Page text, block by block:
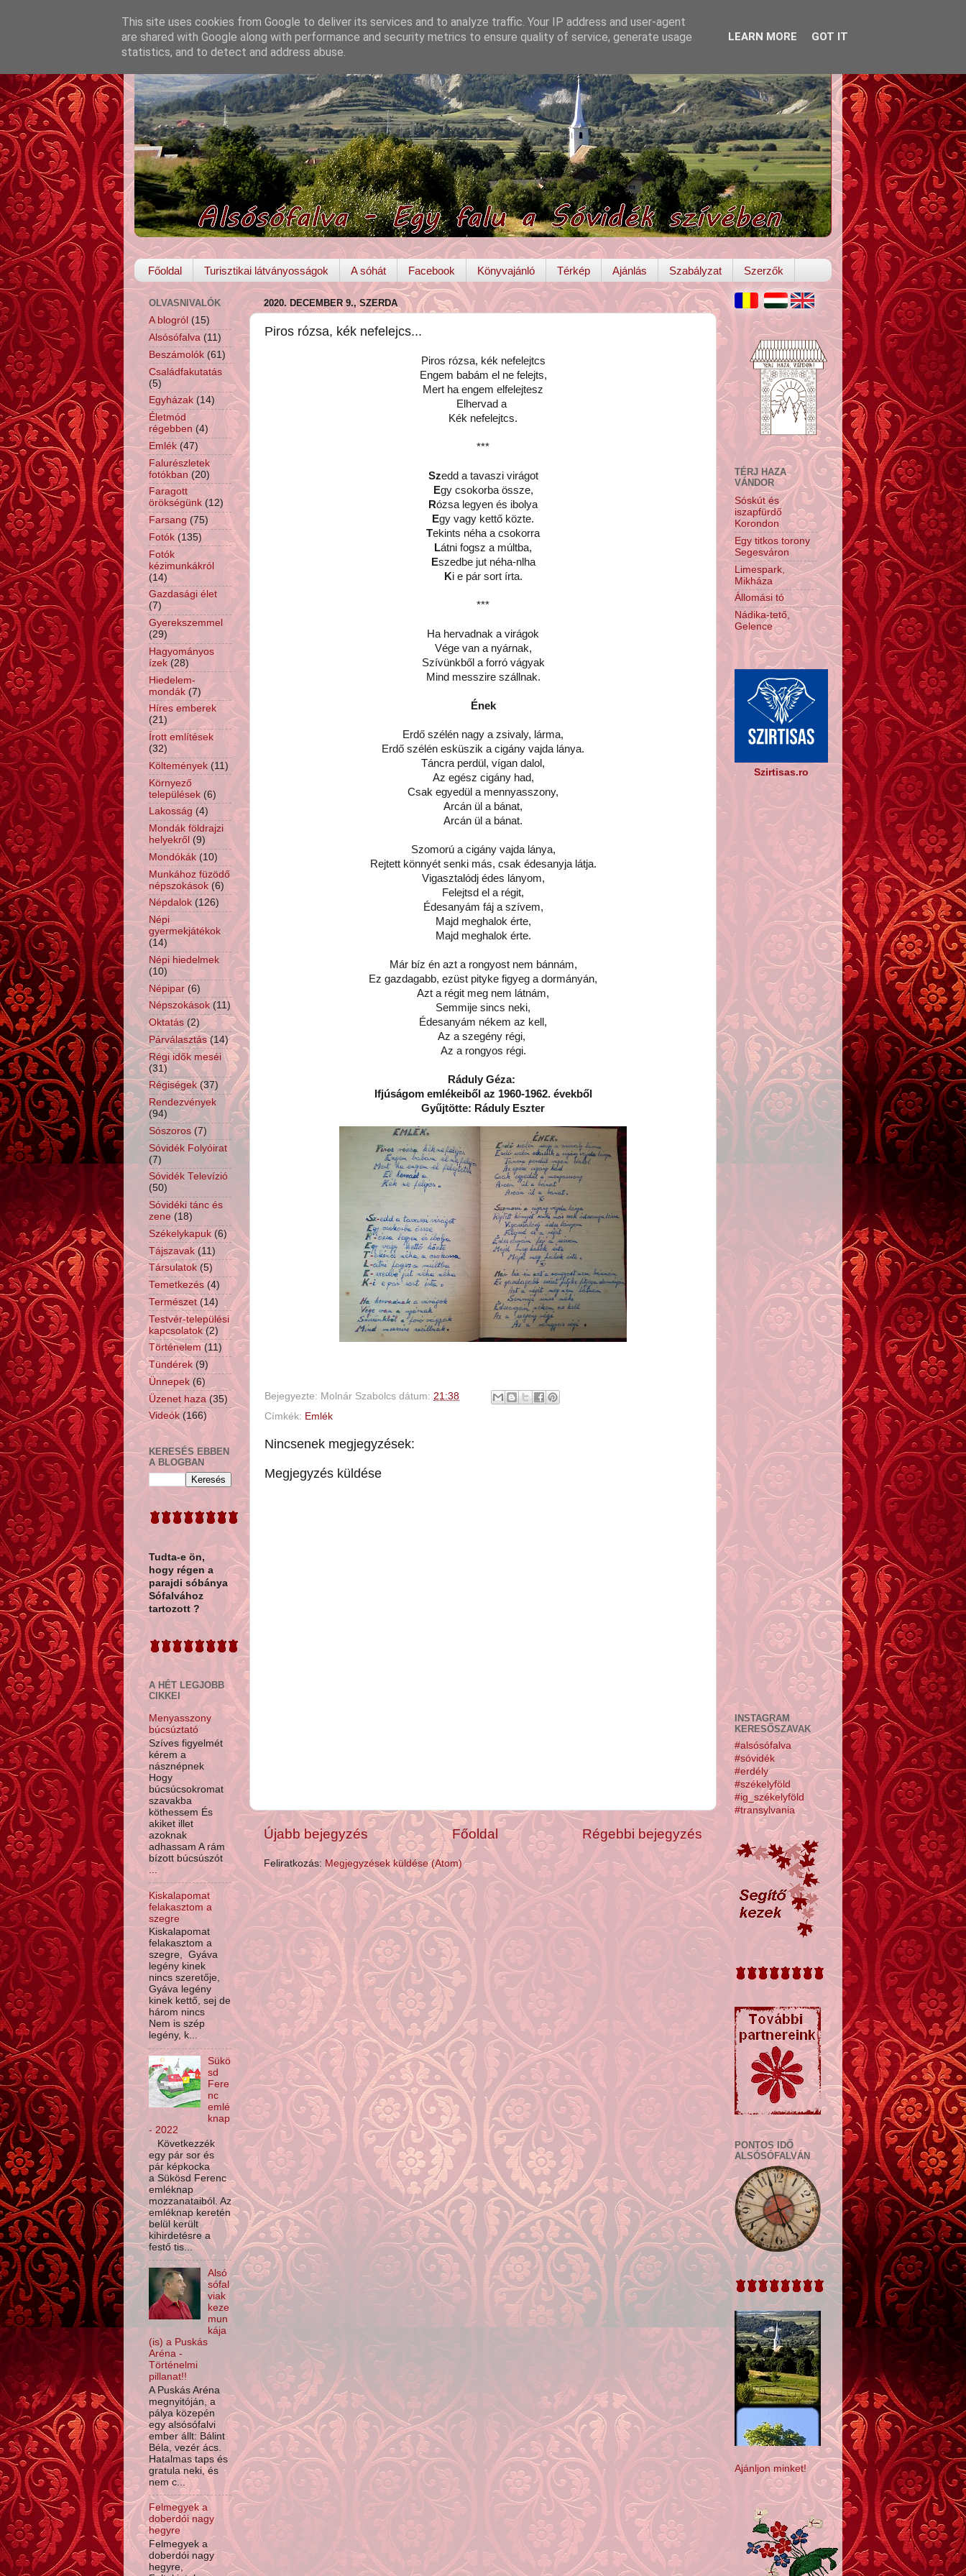
Főoldal Turisztikai látványosságok A sóhát Facebook Könyvajánló Térkép Ajánlás Szabályzat Szerzők
2020. DECEMBER 9., SZERDA
Piros rózsa, kék nefelejcs...
Piros rózsa, kék nefelejtcs
Engem babám el ne felejts,
Mert ha engem elfelejtesz
Elhervad a
Kék nefelejtcs.
***
Szedd a tavaszi virágot
Egy csokorba össze,
Rózsa legyen és ibolya
Egy vagy kettő közte.
Tekints néha a csokorra
Látni fogsz a múltba,
Eszedbe jut néha-nlha
Ki e pár sort írta.
***
Ha hervadnak a virágok
Vége van a nyárnak,
Szívünkből a forró vágyak
Mind messzire szállnak.
Ének
Erdő szélén nagy a zsivaly, lárma,
Erdő szélén esküszik a cigány vajda lánya.
Táncra perdül, vígan dalol,
Az egész cigány had,
Csak egyedül a mennyasszony,
Arcán ül a bánat,
Arcán ül a bánat.
Szomorú a cigány vajda lánya,
Rejtett könnyét senki más, csak édesanyja látja.
Vigasztalódj édes lányom,
Felejtsd el a régit,
Édesanyám fáj a szívem,
Majd meghalok érte,
Majd meghalok érte.
Már bíz én azt a rongyost nem bánnám,
Ez gazdagabb, ezüst pityke figyeg a dormányán,
Azt a régit meg nem látnám,
Semmije sincs neki,
Édesanyám nékem az kell,
Az a szegény régi,
Az a rongyos régi.
Ráduly Géza:
Ifjúságom emlékeiből az 1960-1962. évekből
Gyűjtötte: Ráduly Eszter
Bejegyezte: Molnár Szabolcs dátum: 21:38
Címkék: Emlék
Nincsenek megjegyzések:
Megjegyzés küldése
Újabb bejegyzés Régebbi bejegyzés
Főoldal
Feliratkozás: Megjegyzések küldése (Atom)
OLVASNIVALÓK
A blogról (15)
Alsósófalva (11)
Beszámolók (61)
Családfakutatás
(5)
Egyházak (14)
Életmód
régebben (4)
Emlék (47)
Falurészletek
fotókban (20)
Faragott
örökségünk (12)
Farsang (75)
Fotók (135)
Fotók
kézimunkákról
(14)
Gazdasági élet
(7)
Gyerekszemmel
(29)
Hagyományos
ízek (28)
Hiedelem-
mondák (7)
Híres emberek
(21)
Írott említések
(32)
Költemények (11)
Környező
települések (6)
Lakosság (4)
Mondák földrajzi
helyekről (9)
Mondókák (10)
Munkához füzödő
népszokások (6)
Népdalok (126)
Népi
gyermekjátékok
(14)
Népi hiedelmek
(10)
Népipar (6)
Népszokások (11)
Oktatás (2)
Párválasztás (14)
Régi idők meséi
(31)
Régiségek (37)
Rendezvények
(94)
Sószoros (7)
Sóvidék Folyóirat
(7)
Sóvidék Televízió
(50)
Sóvidéki tánc és
zene (18)
Székelykapuk (6)
Tájszavak (11)
Társulatok (5)
Temetkezés (4)
Természet (14)
Testvér-települési
kapcsolatok (2)
Történelem (11)
Tündérek (9)
Ünnepek (6)
Üzenet haza (35)
Videók (166)
KERESÉS EBBEN
A BLOGBAN
Tudta-e ön,
hogy régen a
parajdi sóbánya
Sófalvához
tartozott ?
A HÉT LEGJOBB
CIKKEI
Menyasszony
búcsúztató
Szíves figyelmét
kérem a
násznépnek
Hogy
búcsúcsokromat
szavakba
köthessem És
akiket illet
azoknak
adhassam A rám
bízott búcsúszót
...
Kiskalapomat
felakasztom a
szegre
Kiskalapomat
felakasztom a
szegre, Gyáva
legény kinek
nincs szeretője,
Gyáva legény
kinek kettő, sej de
három nincs
Nem is szép
legény, k...
Sükö
sd
Fere
nc
emlé
knap
- 2022
Következzék
egy pár sor és
pár képkocka
a Sükösd Ferenc
emléknap
mozzanataiból. Az
emléknap keretén
belül került
kihirdetésre a
festő tis...
Alsó
sófal
viak
keze
mun
kája
(is) a Puskás
Aréna -
Történelmi
pillanat!!
A Puskás Aréna
megnyitóján, a
pálya közepén
egy alsósófalvi
ember állt: Bálint
Béla, vezér ács.
Hatalmas taps és
gratula neki, és
nem c...
Felmegyek a
doberdói nagy
hegyre
Felmegyek a
doberdói nagy
hegyre,
TÉRJ HAZA
VÁNDOR
Sóskút és
iszapfürdő
Korondon
Egy titkos torony
Segesváron
Limespark,
Mikháza
Állomási tó
Nádika-tető,
Gelence
Szirtisas.ro
INSTAGRAM
KERESŐSZAVAK
#alsósófalva
#sóvidék
#erdély
#székelyföld
#ig_székelyföld
#transylvania
PONTOS IDŐ
ALSÓSÓFALVÁN
Ajánljon minket!
This site uses cookies from Google to deliver its services and to analyze traffic. Your IP address and user-agent
are shared with Google along with performance and security metrics to ensure quality of service, generate usage
statistics, and to detect and address abuse.
LEARN MORE GOT IT